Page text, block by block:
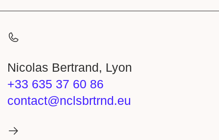
Nicolas Bertrand, Lyon
+33 635 37 60 86
contact@nclsbrtrnd.eu